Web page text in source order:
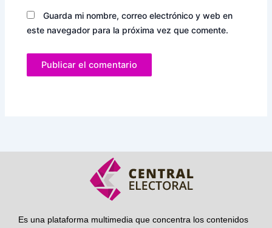
Guarda mi nombre, correo electrónico y web en
este navegador para la próxima vez que comente.
Es una plataforma multimedia que concentra los contenidos